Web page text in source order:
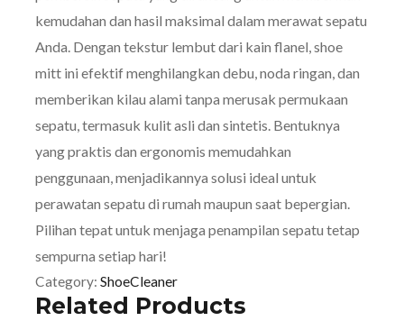
kemudahan dan hasil maksimal dalam merawat sepatu
Anda. Dengan tekstur lembut dari kain flanel, shoe
mitt ini efektif menghilangkan debu, noda ringan, dan
memberikan kilau alami tanpa merusak permukaan
sepatu, termasuk kulit asli dan sintetis. Bentuknya
yang praktis dan ergonomis memudahkan
penggunaan, menjadikannya solusi ideal untuk
perawatan sepatu di rumah maupun saat bepergian.
Pilihan tepat untuk menjaga penampilan sepatu tetap
sempurna setiap hari!
Category:ShoeCleaner
Related Products